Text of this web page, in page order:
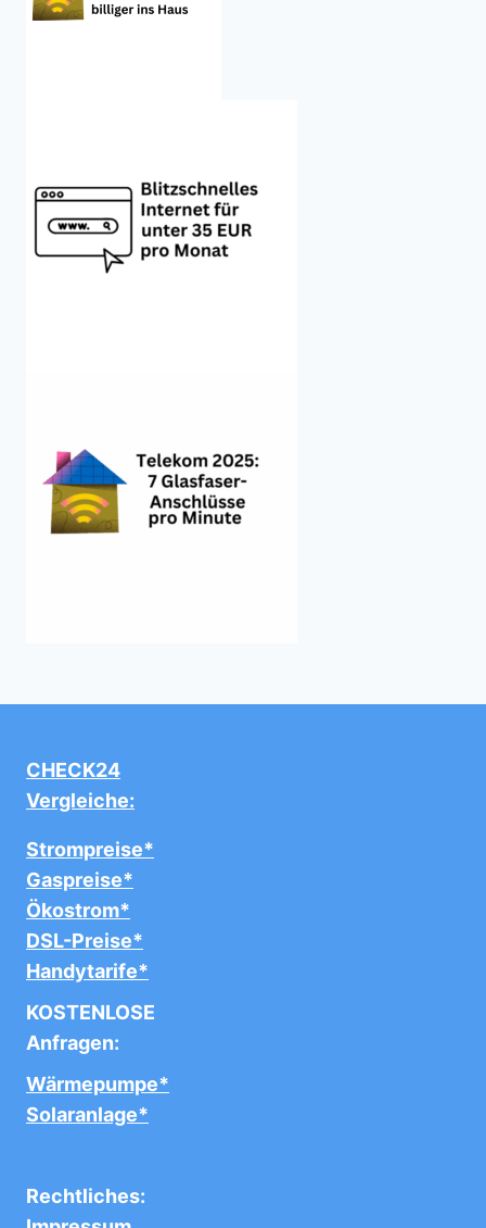
CHECK24
Vergleiche:
Strompreise*
Gaspreise*
Ökostrom*
DSL-Preise*
Handytarife*
KOSTENLOSE
Anfragen:
Wärmepumpe*
Solaranlage*
Rechtliches: